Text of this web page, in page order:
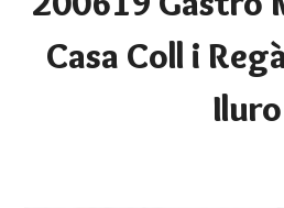
Casa Coll i
Iluro